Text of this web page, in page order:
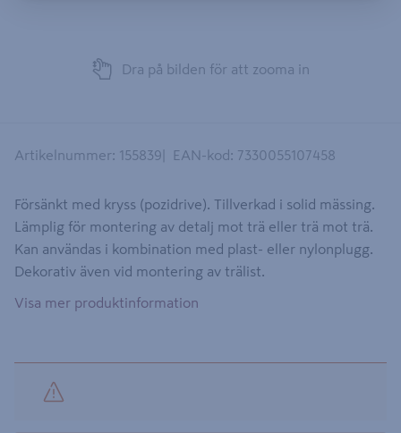
Dra på bilden för att zooma in
Artikelnummer: 155839 EAN-kod : 7330055107458
Försänkt med kryss (pozidrive). Tillverkad i solid mässing.
Lämplig för montering av detalj mot trä eller trä mot trä.
Kan användas i kombination med plast- eller nylonplugg.
Dekorativ även vid montering av trälist.
Visa mer produktinformation